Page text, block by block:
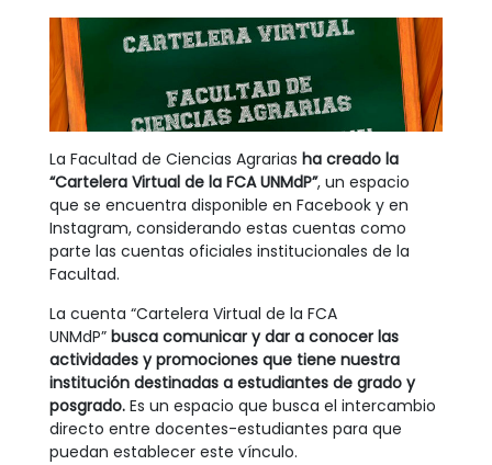
La Facultad de Ciencias Agrarias ha creado la
“Cartelera Virtual de la FCA UNMdP”, un espacio
que se encuentra disponible en Facebook y en
Instagram, considerando estas cuentas como
parte las cuentas oficiales institucionales de la
Facultad.
La cuenta “Cartelera Virtual de la FCA
UNMdP” busca comunicar y dar a conocer las
actividades y promociones que tiene nuestra
institución destinadas a estudiantes de grado y
posgrado. Es un espacio que busca el intercambio
directo entre docentes-estudiantes para que
puedan establecer este vínculo.